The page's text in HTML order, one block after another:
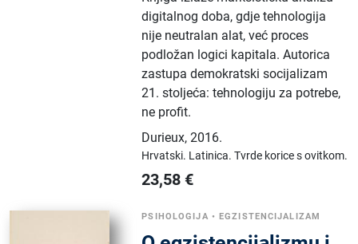
digitalnog doba, gdje tehnologija
nije neutralan alat, već proces
podložan logici kapitala. Autorica
zastupa demokratski socijalizam
21. stoljeća: tehnologiju za potrebe,
ne profit.
Durieux,2016.
Hrvatski. Latinica.Tvrde korice s ovitkom.
23,58 €
PSIHOLOGIJA •EGZISTENCIJALIZAM